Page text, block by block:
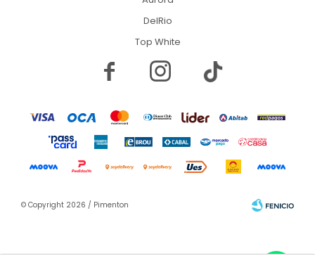
DelRio
Top White
 
© Copyright 2026 / Pimenton